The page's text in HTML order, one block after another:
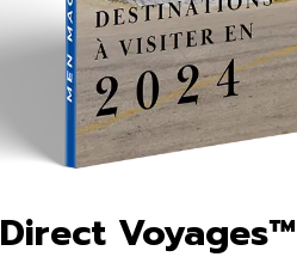
Direct Voyages™